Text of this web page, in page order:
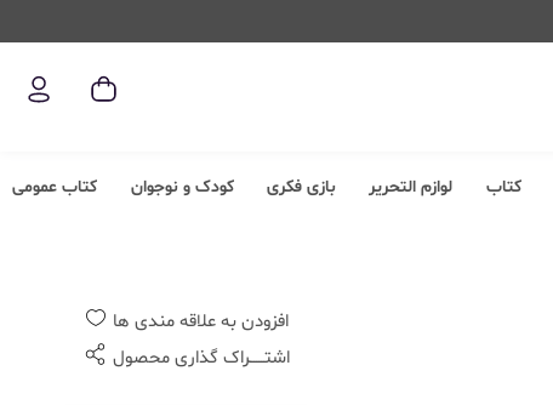
کتاب لوازم التحریر بازی فکری کودک و نوجوان کتاب عمومی
افزودن به علاقه مندی ها
اشتــــــراک گذاری محصول